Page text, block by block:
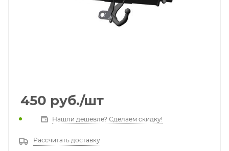
450 руб./шт
Нашли дешевле? Сделаем скидку!
Рассчитать доставку